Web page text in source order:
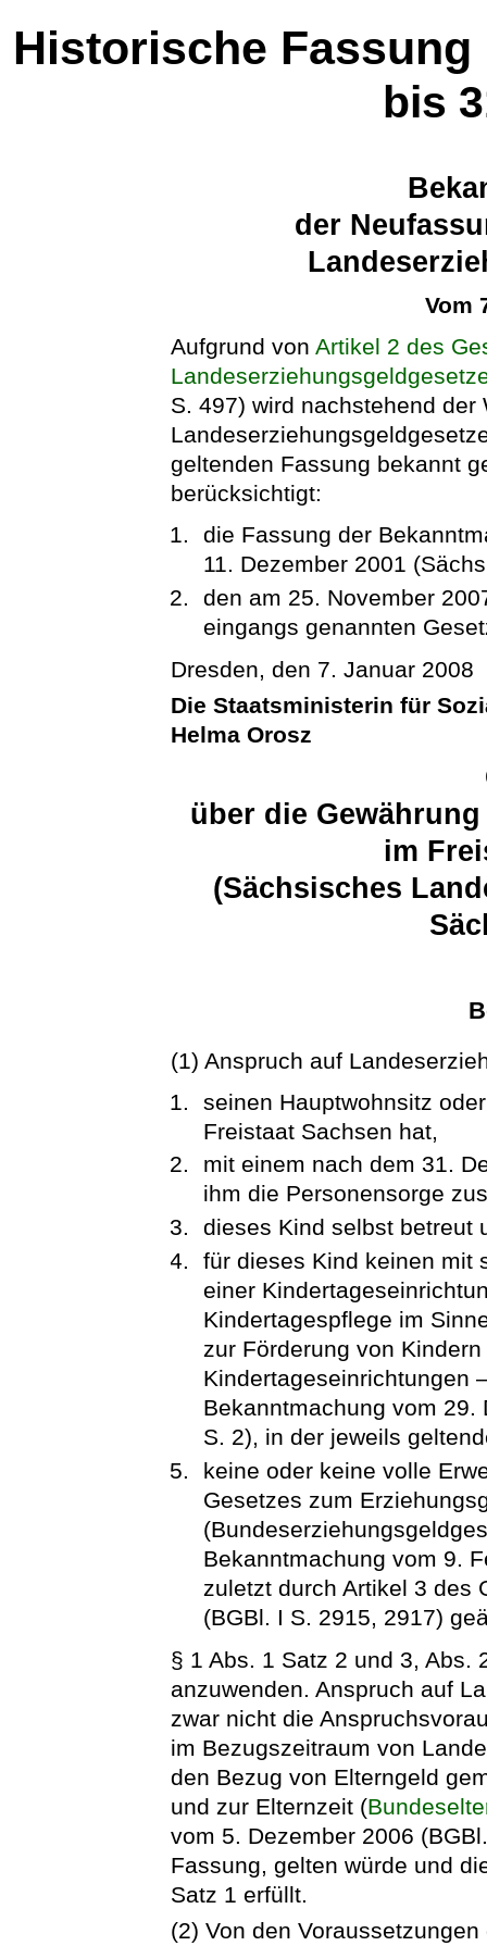
Historische Fassung
bis
der
Vom
Aufgrund vonArtikel 2 des
S. 497) wird nachstehend
geltenden Fassung bekannt
berücksichtigt:
die Fassung der
11. Dezember 2001
den am 25. November
eingangs genannten
Dresden, den 7. Januar 2008
Die Staatsministerin für
Helma Orosz
über die
im
(Sächsisches
(1) Anspruch auf
seinen Hauptwohnsitz
Freistaat Sachsen hat,
mit einem nach dem 31.
ihm die Personensorge
dieses Kind selbst betreut
für dieses Kind keinen mit
einer
Kindertagespflege im
zur Förderung von
Kindertageseinrichtungen
Bekanntmachung vom 29.
S. 2), in der jeweils
keine oder keine volle
Gesetzes zum
Bekanntmachung vom 9.
zuletzt durch Artikel 3 des
(BGBl. I S. 2915, 2917)
§ 1 Abs. 1 Satz 2 und 3, Abs.
anzuwenden. Anspruch auf
zwar nicht die
im Bezugszeitraum von
den Bezug von Elterngeld
und zur Elternzeit (
vom 5. Dezember 2006
Fassung, gelten würde und
Satz 1 erfüllt.
(2) Von den